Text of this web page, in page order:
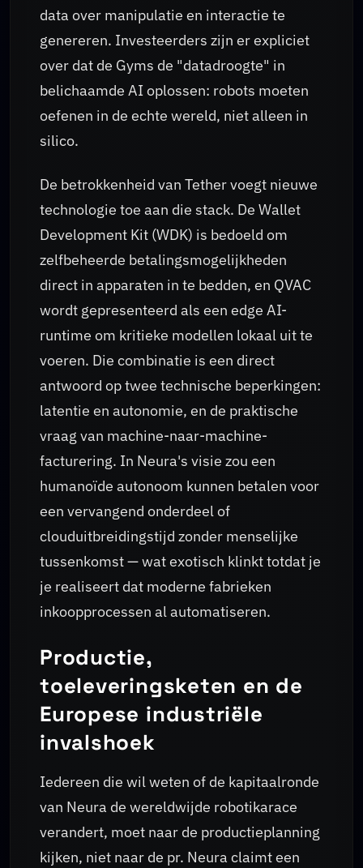
data over manipulatie en interactie te
genereren. Investeerders zijn er expliciet
over dat de Gyms de "datadroogte" in
belichaamde AI oplossen: robots moeten
oefenen in de echte wereld, niet alleen in
silico.
De betrokkenheid van Tether voegt nieuwe
technologie toe aan die stack. De Wallet
Development Kit (WDK) is bedoeld om
zelfbeheerde betalingsmogelijkheden
direct in apparaten in te bedden, en QVAC
wordt gepresenteerd als een edge AI-
runtime om kritieke modellen lokaal uit te
voeren. Die combinatie is een direct
antwoord op twee technische beperkingen:
latentie en autonomie, en de praktische
vraag van machine-naar-machine-
facturering. In Neura's visie zou een
humanoïde autonoom kunnen betalen voor
een vervangend onderdeel of
clouduitbreidingstijd zonder menselijke
tussenkomst — wat exotisch klinkt totdat je
je realiseert dat moderne fabrieken
inkoopprocessen al automatiseren.
Productie,
toeleveringsketen en de
Europese industriële
invalshoek
Iedereen die wil weten of de kapitaalronde
van Neura de wereldwijde robotikarace
verandert, moet naar de productieplanning
kijken, niet naar de pr. Neura claimt een